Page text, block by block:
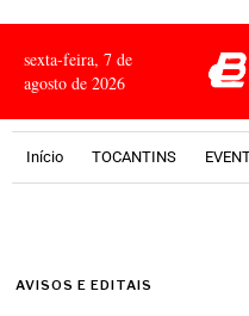
sexta-feira, 7 de
agosto de 2026
Início TOCANTINS
AVISOS E EDITAIS